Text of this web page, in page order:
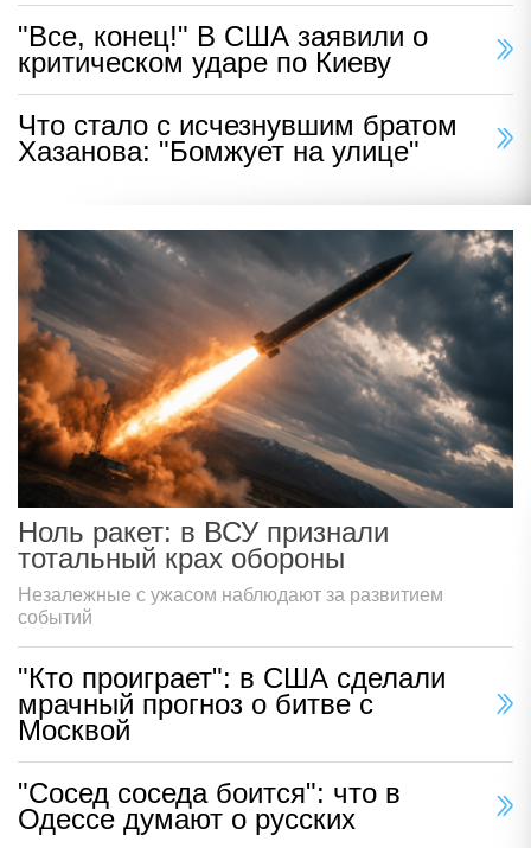
"Все, конец!" В США заявили о
критическом ударе по Киеву
Что стало с исчезнувшим братом
Хазанова: "Бомжует на улице"
Ноль ракет: в ВСУ признали
тотальный крах обороны
Незалежные с ужасом наблюдают за развитием
событий
"Кто проиграет": в США сделали
мрачный прогноз о битве с
Москвой
"Сосед соседа боится": что в
Одессе думают о русских